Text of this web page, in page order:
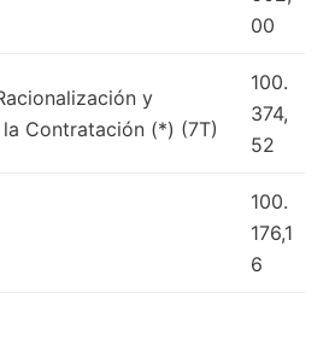
00
y
Contratación (*) (7T)
100.
374,
52
100.
176,1
6